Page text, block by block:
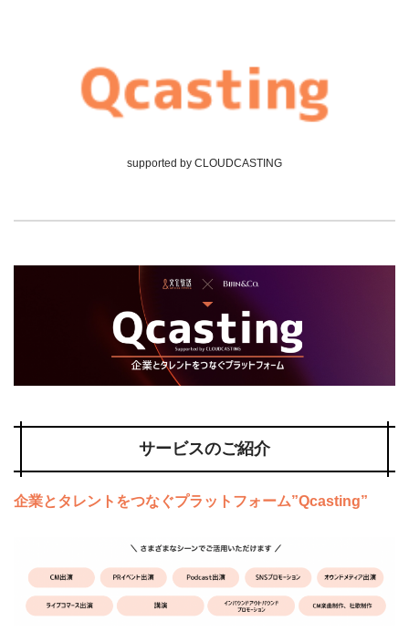
supported by CLOUDCASTING
サービスのご紹介
企業とタレントをつなぐプラットフォーム”Qcasting”